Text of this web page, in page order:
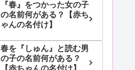
『春』をつかった女の子
の名前何がある？【赤ち
ゃんの名付け】
春を『しゅん』と読む男
の子の名前何がある？